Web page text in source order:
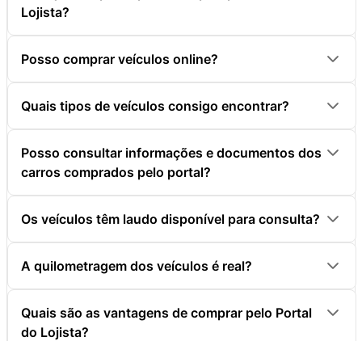
Lojista?
Posso comprar veículos online?
Quais tipos de veículos consigo encontrar?
Posso consultar informações e documentos dos
carros comprados pelo portal?
Os veículos têm laudo disponível para consulta?
A quilometragem dos veículos é real?
Quais são as vantagens de comprar pelo Portal
do Lojista?